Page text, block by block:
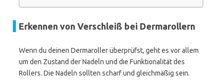
Erkennen von Verschleiß bei Dermarollern
Wenn du deinen Dermaroller überprüfst, geht es vor allem
um den Zustand der Nadeln und die Funktionalität des
Rollers. Die Nadeln sollten scharf und gleichmäßig sein.